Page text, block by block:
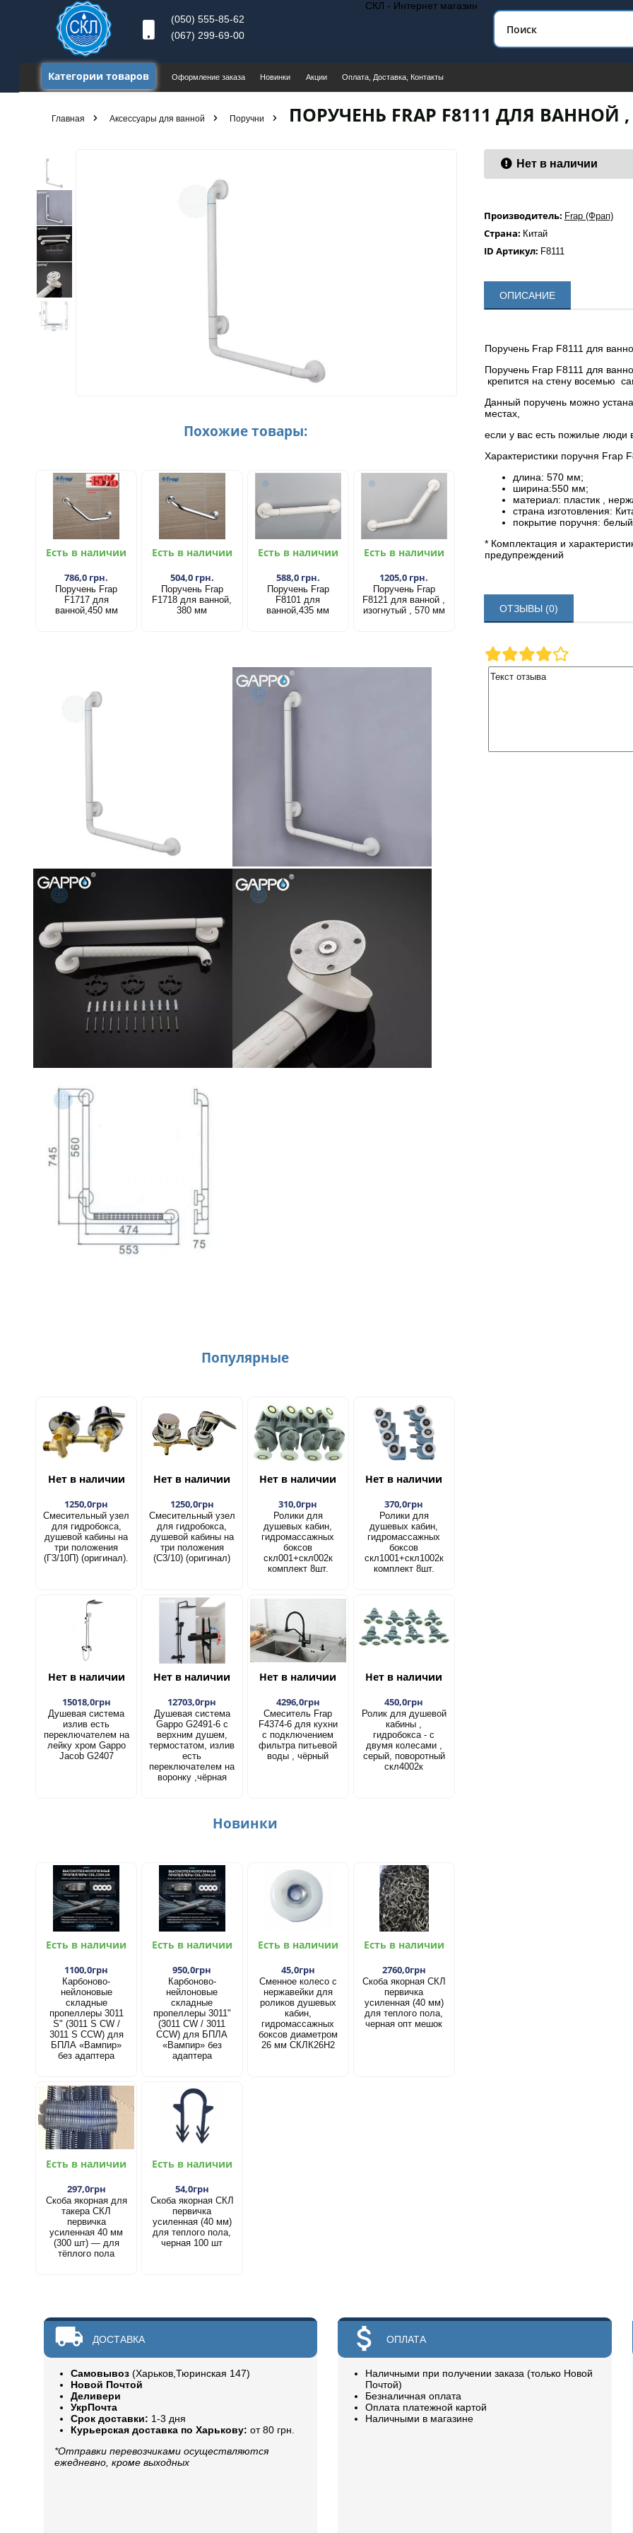
(050) 555-85-62
(067) 299-69-00
СКЛ - Интернет магазин
Категории товаров Оформление заказа Новинки Акции Оплата, Доставка, Контакты
Главная Аксессуары для ванной Поручни ПОРУЧЕНЬ FRAP F8111 ДЛЯ
Похожие товары:
Есть в наличии
786,0 грн.
Поручень Frap
F1717 для
ванной,450 мм
Есть в наличии
504,0 грн.
Поручень Frap
F1718 для ванной,
380 мм
Есть в наличии
588,0 грн.
Поручень Frap
F8101 для
ванной,435 мм
Есть в наличии
1205,0 грн.
Поручень Frap
F8121 для ванной ,
изогнутый , 570 мм
Популярные
Нет в наличии
1250,0грн
Смесительный узел
для гидробокса,
душевой кабины на
три положения
(Г3/10П) (оригинал).
Нет в наличии
1250,0грн
Смесительный узел
для гидробокса,
душевой кабины на
три положения
(С3/10) (оригинал)
Нет в наличии
310,0грн
Ролики для
душевых кабин,
гидромассажных
боксов
скл001+скл002к
комплект 8шт.
Нет в наличии
370,0грн
Ролики для
душевых кабин,
гидромассажных
боксов
скл1001+скл1002к
комплект 8шт.
Нет в наличии
15018,0грн
Душевая система
излив есть
переключателем на
лейку хром Gappo
Jacob G2407
Нет в наличии
12703,0грн
Душевая система
Gappo G2491-6 с
верхним душем,
термостатом, излив
есть
переключателем на
воронку ,чёрная
Нет в наличии
4296,0грн
Смеситель Frap
F4374-6 для кухни
с подключением
фильтра питьевой
воды , чёрный
Нет в наличии
450,0грн
Ролик для душевой
кабины ,
гидробокса - с
двумя колесами ,
серый, поворотный
скл4002к
Новинки
Есть в наличии
1100,0грн
Карбоново-
нейлоновые
складные
пропеллеры 3011
S" (3011 S CW /
3011 S CCW) для
БПЛА «Вампир»
без адаптера
Есть в наличии
950,0грн
Карбоново-
нейлоновые
складные
пропеллеры 3011"
(3011 CW / 3011
CCW) для БПЛА
«Вампир» без
адаптера
Есть в наличии
45,0грн
Сменное колесо с
нержавейки для
роликов душевых
кабин,
гидромассажных
боксов диаметром
26 мм СКЛК26Н2
Есть в наличии
2760,0грн
Скоба якорная СКЛ
первичка
усиленная (40 мм)
для теплого пола,
черная опт мешок
Есть в наличии
297,0грн
Скоба якорная для
такера СКЛ
первичка
усиленная 40 мм
(300 шт) — для
тёплого пола
Есть в наличии
54,0грн
Скоба якорная СКЛ
первичка
усиленная (40 мм)
для теплого пола,
черная 100 шт
Нет в наличии
Производитель: Frap (Фрап)
Страна: Китай
ID Артикул: F8111
ОПИСАНИЕ
Поручень Frap F8111 для
Поручень Frap F8111 для
крепится на стену восемью
Данный поручень можно
местах,
если у вас есть пожилые
Характеристики поручня Frap
длина: 570 мм;
ширина:550 мм;
материал: пластик ,
страна изготовления:
покрытие поручня: белый
* Комплектация и
предупреждений
ОТЗЫВЫ (0)
ДОСТАВКА
Самовывоз(Харьков,Тюринская 147)
Новой Почтой
Деливери
УкрПочта
Срок доставки: 1-3 дня
Курьерская доставка по Харькову:от 80 грн.
*Отправки перевозчиками осуществляются
ежедневно, кроме выходных
ОПЛАТА
Наличными при получении заказа (только Новой
Почтой)
Безналичная оплата
Оплата платежной картой
Наличными в магазине